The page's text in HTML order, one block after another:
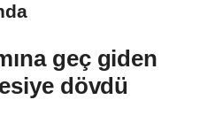
geç giden
dövdü